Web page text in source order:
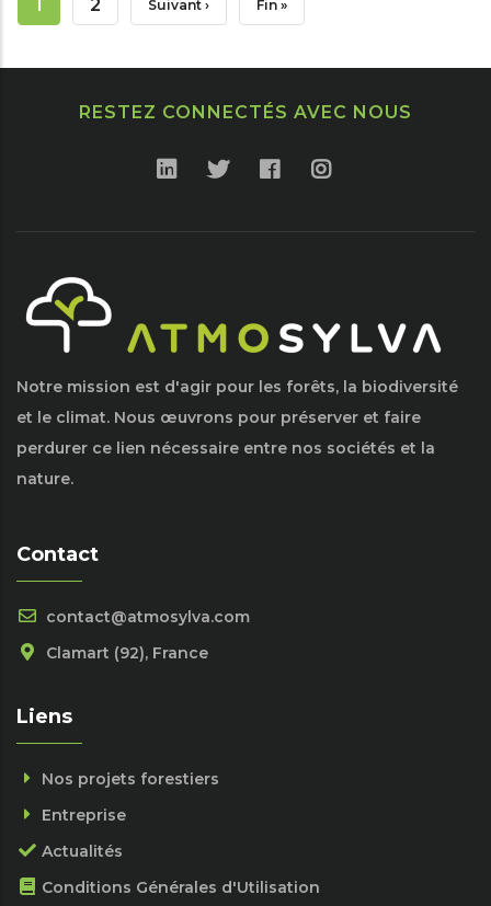
Page
1 Page
2 Page
Suivant › Dernière
Fin »
RESTEZ CONNECTÉS AVEC NOUS
Notre mission est d'agir pour les forêts, la biodiversité
et le climat. Nous œuvrons pour préserver et faire
perdurer ce lien nécessaire entre nos sociétés et la
nature.
Contact
contact@atmosylva.com
Clamart (92), France
Liens
Nos projets forestiers
Entreprise
Actualités
Conditions Générales d'Utilisation